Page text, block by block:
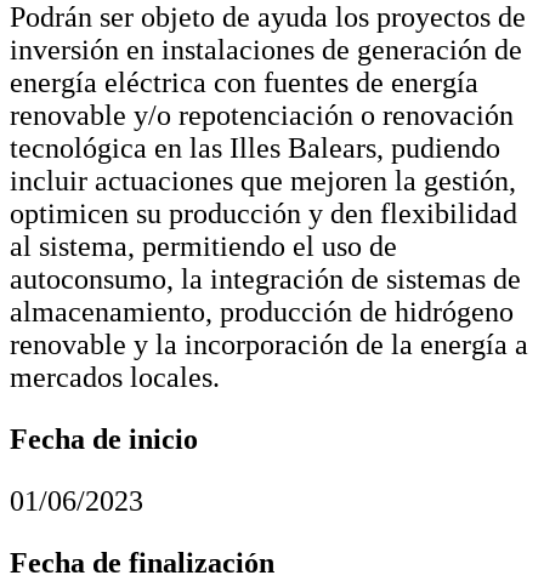
Podrán ser objeto de ayuda los proyectos de
inversión en instalaciones de generación de
energía eléctrica con fuentes de energía
renovable y/o repotenciación o renovación
tecnológica en las Illes Balears, pudiendo
incluir actuaciones que mejoren la gestión,
optimicen su producción y den flexibilidad
al sistema, permitiendo el uso de
autoconsumo, la integración de sistemas de
almacenamiento, producción de hidrógeno
renovable y la incorporación de la energía a
mercados locales.
Fecha de inicio
01/06/2023
Fecha de finalización